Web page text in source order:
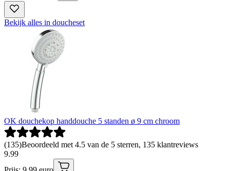
Bekijk alles in doucheset
OK douchekop handdouche 5 standen ø 9 cm chroom
(135)Beoordeeld met 4.5 van de 5 sterren, 135 klantreviews
9.99